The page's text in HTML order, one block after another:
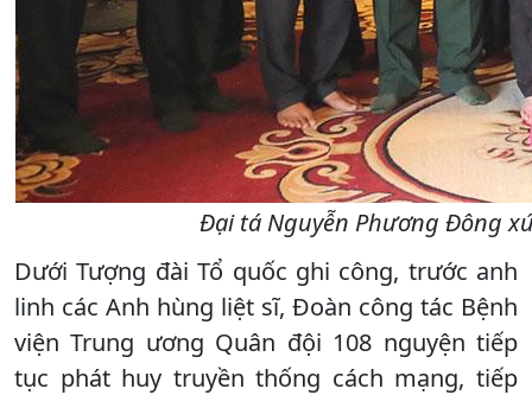
Đại tá Nguyễn Phương Đông
Dưới Tượng đài Tổ quốc ghi công, trước anh
linh các Anh hùng liệt sĩ, Đoàn công tác Bệnh
viện Trung ương Quân đội 108 nguyện tiếp
tục phát huy truyền thống cách mạng, tiếp